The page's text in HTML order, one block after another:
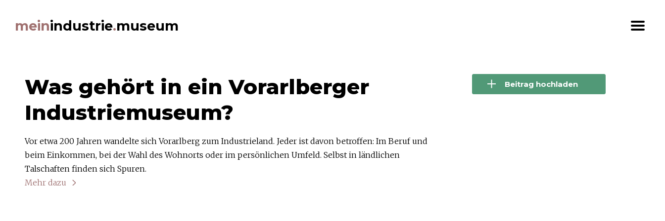
meinindustrie.museum
Beiträge Filtern
Auszeichnungen (8)
Bildung (8)
Ernährung (20)
Ereignisse (18)
Gebäude (33)
Grafik (12)
Jubiläen (12)
Kultur (11)
Kunst (11)
Was gehört in ein Vorarlberger
Industriemuseum?
Vor etwa 200 Jahren wandelte sich Vorarlberg zum Industrieland. Jeder ist davon betroffen: Im Beruf und
beim Einkommen, bei der Wahl des Wohnorts oder im persönlichen Umfeld. Selbst in ländlichen
Talschaften finden sich Spuren.
Mehr dazu
Beitrag hochladen